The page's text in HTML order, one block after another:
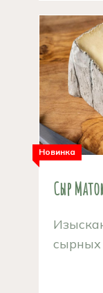
Новинка
Сыр
сырных